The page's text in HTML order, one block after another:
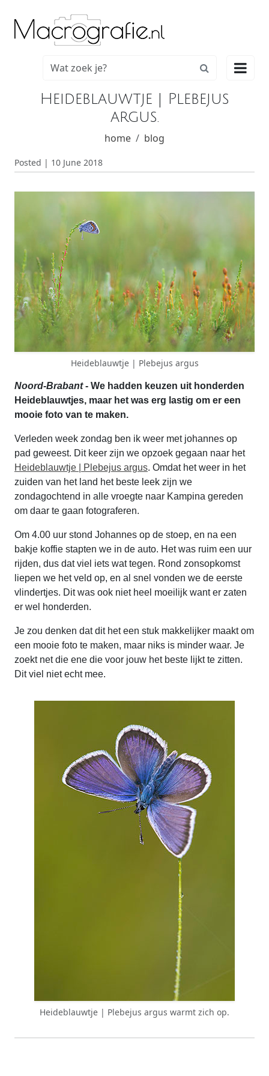

Heideblauwtje | Plebejus
argus.
home blog
Posted | 10 June 2018
Heideblauwtje | Plebejus argus
Noord-Brabant- We hadden keuzen uit honderden
Heideblauwtjes, maar het was erg lastig om er een
mooie foto van te maken.
Verleden week zondag ben ik weer met johannes op
pad geweest. Dit keer zijn we opzoek gegaan naar het
Heideblauwtje | Plebejus argus. Omdat het weer in het
zuiden van het land het beste leek zijn we
zondagochtend in alle vroegte naar Kampina gereden
om daar te gaan fotograferen.
Om 4.00 uur stond Johannes op de stoep, en na een
bakje koffie stapten we in de auto. Het was ruim een uur
rijden, dus dat viel iets wat tegen. Rond zonsopkomst
liepen we het veld op, en al snel vonden we de eerste
vlindertjes. Dit was ook niet heel moeilijk want er zaten
er wel honderden.
Je zou denken dat dit het een stuk makkelijker maakt om
een mooie foto te maken, maar niks is minder waar. Je
zoekt net die ene die voor jouw het beste lijkt te zitten.
Dit viel niet echt mee.
Heideblauwtje | Plebejus argus warmt zich op.